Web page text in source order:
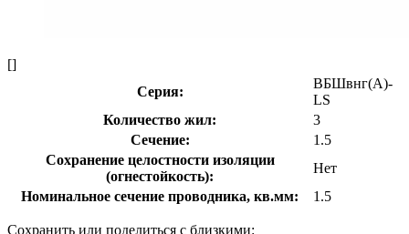
[]
Серия:
ВБШвнг(А)-
LS
Количество жил:
3
Сечение:
1.5
Сохранение целостности изоляции
(огнестойкость):
Нет
Номинальное сечение проводника, кв.мм:
1.5
Сохранить или поделиться с близкими: